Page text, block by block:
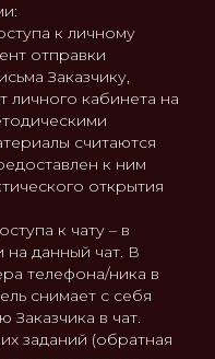
к личному
отправки
Заказчику,
личного кабинета на
считаются
к ним
открытия
к чату – в
на данный чат. В
телефона/ника в
снимает с себя
Заказчика в чат.
заданий (обратная